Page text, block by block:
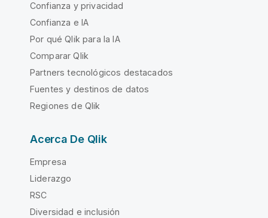
Confianza y privacidad
Confianza e IA
Por qué Qlik para la IA
Comparar Qlik
Partners tecnológicos destacados
Fuentes y destinos de datos
Regiones de Qlik
Acerca De Qlik
Empresa
Liderazgo
RSC
Diversidad e inclusión